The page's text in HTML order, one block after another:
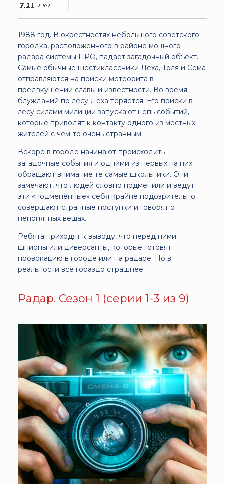
1988 год. В окрестностях небольшого советского
городка, расположенного в районе мощного
радара системы ПРО, падает загадочный объект.
Самые обычные шестиклассники Лёха, Толя и Сёма
отправляются на поиски метеорита в
предвкушении славы и известности. Во время
блужданий по лесу Лёха теряется. Его поиски в
лесу силами милиции запускают цепь событий,
которые приводят к контакту одного из местных
жителей с чем-то очень странным.
Вскоре в городе начинают происходить
загадочные события и одними из первых на них
обращают внимание те самые школьники. Они
замечают, что людей словно подменили и ведут
эти «подменённые» себя крайне подозрительно:
совершают странные поступки и говорят о
непонятных вещах.
Ребята приходят к выводу, что перед ними
шпионы или диверсанты, которые готовят
провокацию в городе или на радаре. Но в
реальности всё гораздо страшнее.
Радар. Сезон 1 (серии 1-3 из 9)